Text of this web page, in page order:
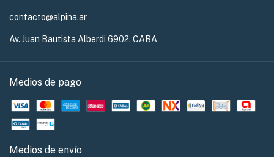
contacto@alpina.ar
Av. Juan Bautista Alberdi 6902. CABA
Medios de pago
Medios de envío